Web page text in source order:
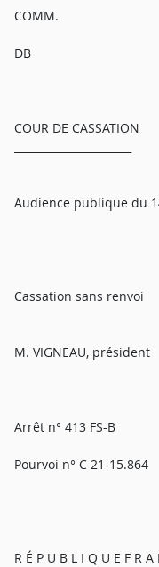
COMM.
DB
COUR DE CASSATION
Audience publique du
Cassation sans renvoi
M. VIGNEAU, président
Arrêt n° 413 FS-B
Pourvoi n° C 21-15.864
R É P U B L I Q U E F R A